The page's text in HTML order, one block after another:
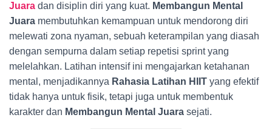
Juara dan disiplin diri yang kuat. Membangun Mental
Juara membutuhkan kemampuan untuk mendorong diri
melewati zona nyaman, sebuah keterampilan yang diasah
dengan sempurna dalam setiap repetisi sprint yang
melelahkan. Latihan intensif ini mengajarkan ketahanan
mental, menjadikannya Rahasia Latihan HIIT yang efektif
tidak hanya untuk fisik, tetapi juga untuk membentuk
karakter dan Membangun Mental Juara sejati.